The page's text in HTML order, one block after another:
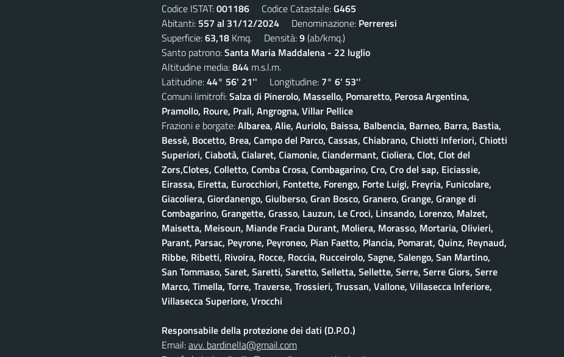
Codice ISTAT:001186 Codice Catastale:G465
Abitanti: 557 al 31/12/2024 Denominazione: Perreresi
Superficie:63,18 Kmq. Densità:9(ab/kmq.)
Santo patrono:Santa Maria Maddalena - 22 luglio
Altitudine media:844 m.s.l.m.
Latitudine:44° 56' 21'' Longitudine: 7° 6' 53''
Comuni limitrofi:Salza di Pinerolo, Massello, Pomaretto, Perosa Argentina,
Pramollo, Roure, Prali, Angrogna, Villar Pellice
Frazioni e borgate:Albarea, Alie, Auriolo, Baissa, Balbencia, Barneo, Barra, Bastia,
Bessè, Bocetto, Brea, Campo del Parco, Cassas, Chiabrano, Chiotti Inferiori, Chiotti
Superiori, Ciabotà, Cialaret, Ciamonie, Ciandermant, Cioliera, Clot, Clot del
Zors,Clotes, Colletto, Comba Crosa, Combagarino, Cro, Cro del sap, Eiciassie,
Eirassa, Eiretta, Eurocchiori, Fontette, Forengo, Forte Luigi, Freyria, Funicolare,
Giacoliera, Giordanengo, Giulberso, Gran Bosco, Granero, Grange, Grange di
Combagarino, Grangette, Grasso, Lauzun, Le Croci, Linsando, Lorenzo, Malzet,
Maisetta, Meisoun, Miande Fracia Durant, Moliera, Morasso, Mortaria, Olivieri,
Parant, Parsac, Peyrone, Peyroneo, Pian Faetto, Plancia, Pomarat, Quinz, Reynaud,
Ribbe, Ribetti, Rivoira, Rocce, Roccia, Rucceirolo, Sagne, Salengo, San Martino,
San Tommaso, Saret, Saretti, Saretto, Selletta, Sellette, Serre, Serre Giors, Serre
Marco, Timella, Torre, Traverse, Trossieri, Trussan, Vallone, Villasecca Inferiore,
Villasecca Superiore, Vrocchi
Responsabile della protezione dei dati (D.P.O.)
Email:avv. bardinella@gmail.com